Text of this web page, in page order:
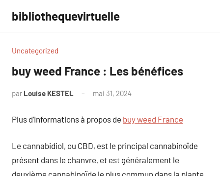
contenu
bibliothequevirtuelle
Uncategorized
buy weed France : Les bénéfices
par Louise KESTEL mai 31, 2024
Plus d’informations à propos de buy weed France
Le cannabidiol, ou CBD, est le principal cannabinoïde
présent dans le chanvre, et est généralement le
deuxième cannabinoïde le plus commun dans la plante